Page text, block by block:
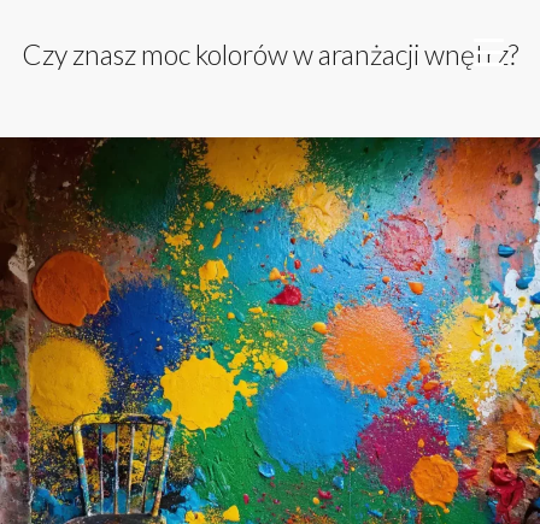
Czy znasz moc kolorów w aranżacji wnętrz?